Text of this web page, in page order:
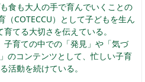
食も大人の手で育んでいくことの
（COTECCU）として子どもを生ん
てる大切さを伝えている。
子育ての中での「発見」や「気づ
のコンテンツとして、忙しい子育
活動を続けている。